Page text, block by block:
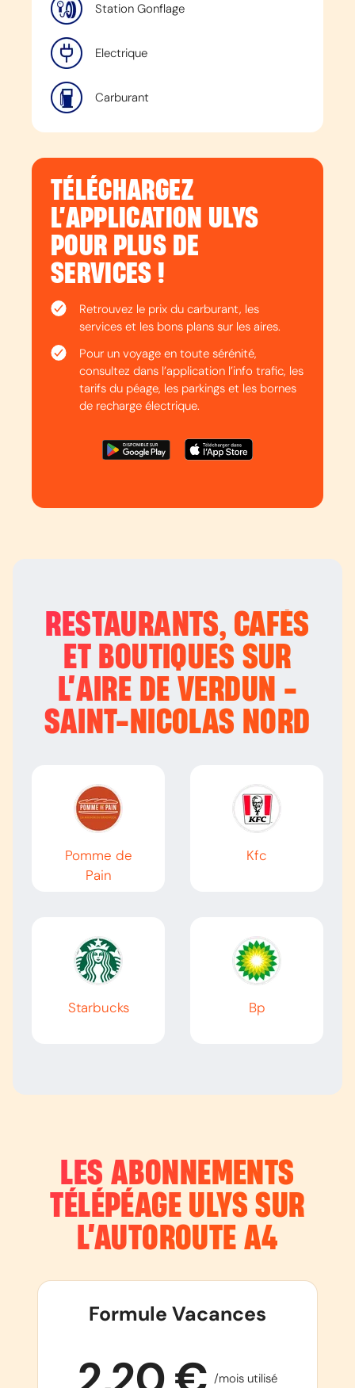
Station Gonflage
Electrique
Carburant
TÉLÉCHARGEZ
L’APPLICATION ULYS
POUR PLUS DE
SERVICES !
Retrouvez le prix du carburant, les
services et les bons plans sur les aires.
Pour un voyage en toute sérénité,
consultez dans l’application l’info trafic, les
tarifs du péage, les parkings et les bornes
de recharge électrique.
RESTAURANTS, CAFÉS
ET BOUTIQUES SUR
L’AIRE DE VERDUN -
SAINT-NICOLAS NORD
Pomme de
Pain
Kfc
Starbucks Bp
LES ABONNEMENTS
TÉLÉPÉAGE ULYS SUR
L’AUTOROUTEA4
Formule Vacances
/mois utilisé